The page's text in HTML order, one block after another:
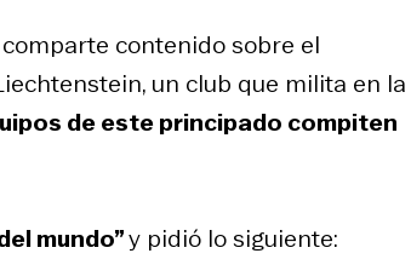
contenido sobre el
un club que milita en la
de este principado compiten
mundo”y pidió lo siguiente: